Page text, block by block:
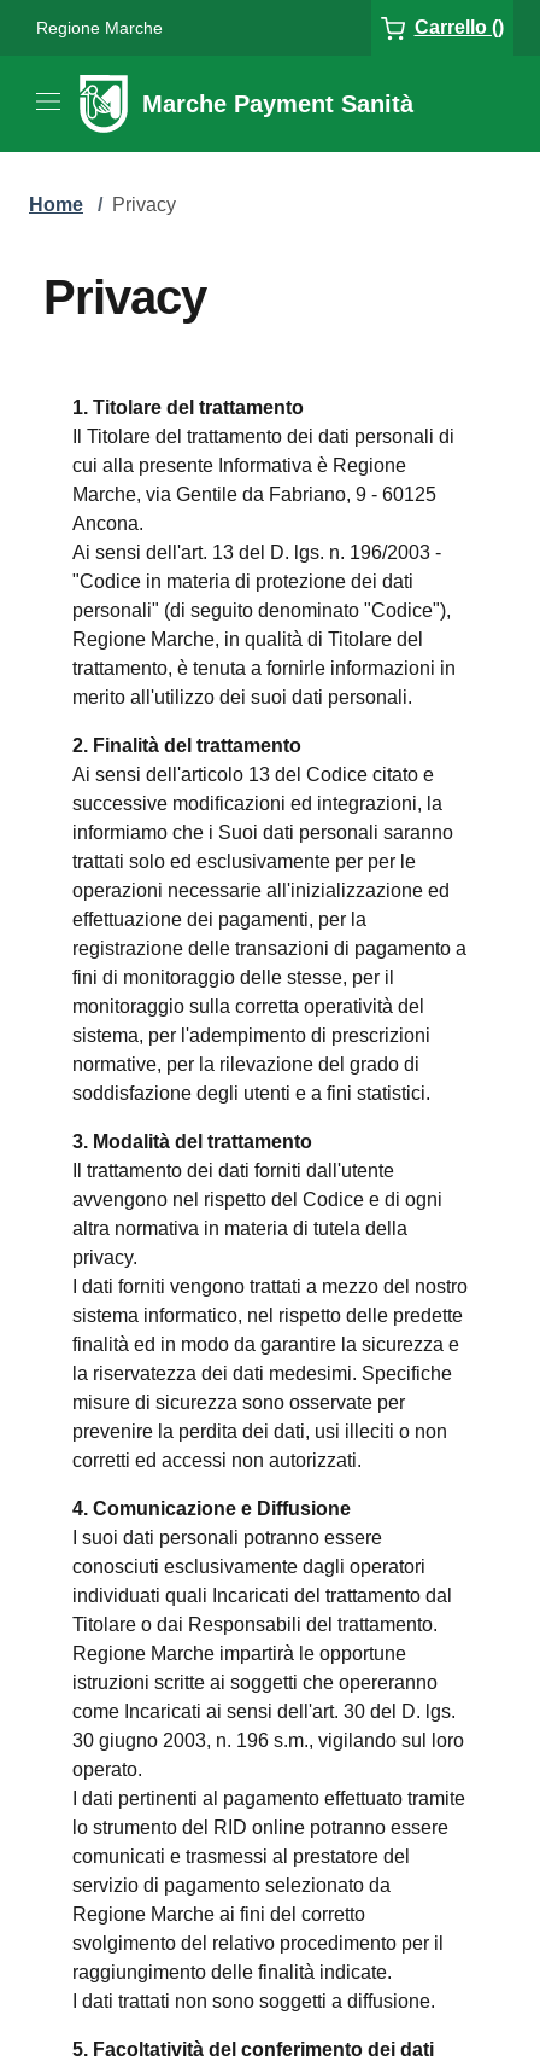
Regione Marche Carrello ()
Marche Payment Sanità
Home / Privacy
Privacy
1. Titolare del trattamento
Il Titolare del trattamento dei dati personali di
cui alla presente Informativa è Regione
Marche, via Gentile da Fabriano, 9 - 60125
Ancona.
Ai sensi dell'art. 13 del D. lgs. n. 196/2003 -
"Codice in materia di protezione dei dati
personali" (di seguito denominato "Codice"),
Regione Marche, in qualità di Titolare del
trattamento, è tenuta a fornirle informazioni in
merito all'utilizzo dei suoi dati personali.
2. Finalità del trattamento
Ai sensi dell'articolo 13 del Codice citato e
successive modificazioni ed integrazioni, la
informiamo che i Suoi dati personali saranno
trattati solo ed esclusivamente per per le
operazioni necessarie all'inizializzazione ed
effettuazione dei pagamenti, per la
registrazione delle transazioni di pagamento a
fini di monitoraggio delle stesse, per il
monitoraggio sulla corretta operatività del
sistema, per l'adempimento di prescrizioni
normative, per la rilevazione del grado di
soddisfazione degli utenti e a fini statistici.
3. Modalità del trattamento
Il trattamento dei dati forniti dall'utente
avvengono nel rispetto del Codice e di ogni
altra normativa in materia di tutela della
privacy.
I dati forniti vengono trattati a mezzo del nostro
sistema informatico, nel rispetto delle predette
finalità ed in modo da garantire la sicurezza e
la riservatezza dei dati medesimi. Specifiche
misure di sicurezza sono osservate per
prevenire la perdita dei dati, usi illeciti o non
corretti ed accessi non autorizzati.
4. Comunicazione e Diffusione
I suoi dati personali potranno essere
conosciuti esclusivamente dagli operatori
individuati quali Incaricati del trattamento dal
Titolare o dai Responsabili del trattamento.
Regione Marche impartirà le opportune
istruzioni scritte ai soggetti che opereranno
come Incaricati ai sensi dell'art. 30 del D. lgs.
30 giugno 2003, n. 196 s.m., vigilando sul loro
operato.
I dati pertinenti al pagamento effettuato tramite
lo strumento del RID online potranno essere
comunicati e trasmessi al prestatore del
servizio di pagamento selezionato da
Regione Marche ai fini del corretto
svolgimento del relativo procedimento per il
raggiungimento delle finalità indicate.
I dati trattati non sono soggetti a diffusione.
5. Facoltatività del conferimento dei dati